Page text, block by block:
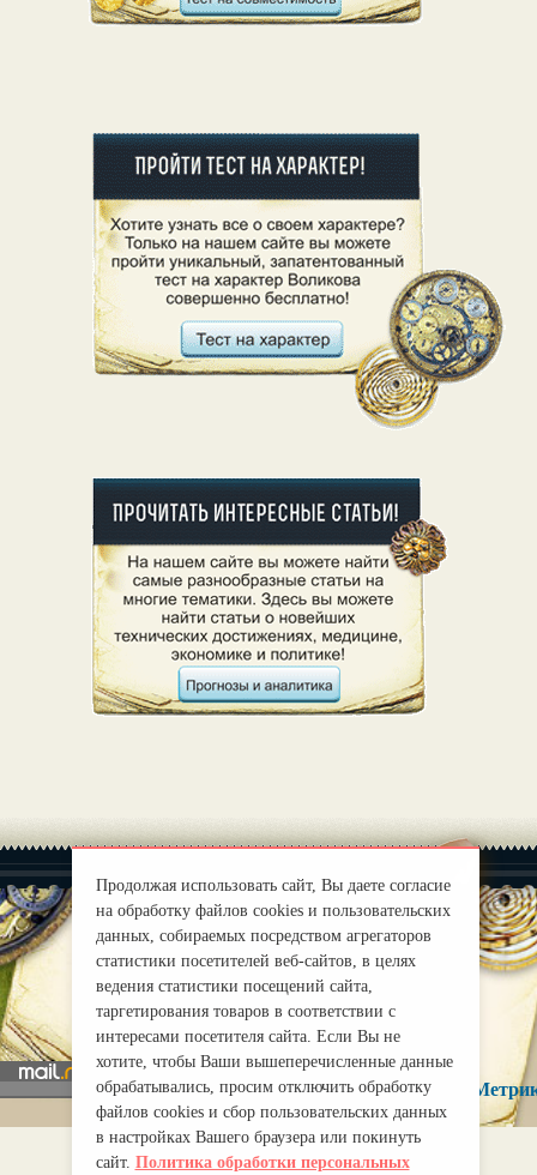
О нас |
mirprognoz@mail.ru
Продолжая использовать сайт, Вы даете согласие
на обработку файлов cookies и пользовательских
данных, собираемых посредством агрегаторов
статистики посетителей веб-сайтов, в целях
ведения статистики посещений сайта,
таргетирования товаров в соответствии с
интересами посетителя сайта. Если Вы не
хотите, чтобы Ваши вышеперечисленные данные
обрабатывались, просим отключить обработку
файлов cookies и сбор пользовательских данных
в настройках Вашего браузера или покинуть
сайт. Политика обработки персональных